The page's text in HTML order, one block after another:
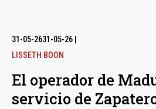
31-05-2631-05-26
LISSETH BOON
El operador de
servicio de